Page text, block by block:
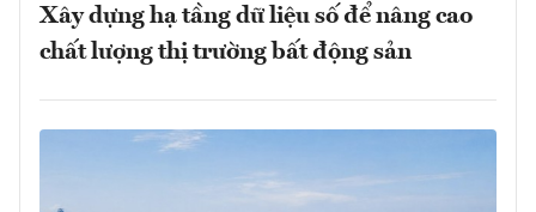
Xây dựng hạ tầng dữ liệu số để nâng cao
chất lượng thị trường bất động sản